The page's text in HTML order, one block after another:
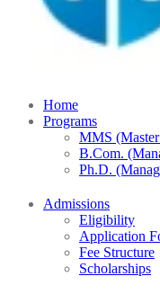
Home
Programs
MMS
B.Com.
Ph.D.
Admissions
Eligibility
Application
Fee Structure
Scholarships